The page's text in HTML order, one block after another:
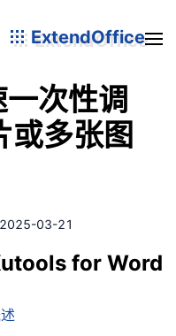
ExtendOffice
次性调
多张图
2025-03-21
for Word